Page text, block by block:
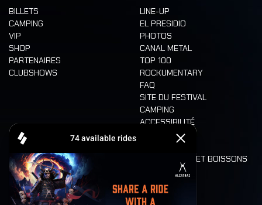
BILLETS
CAMPING
VIP
SHOP
PARTENAIRES
CLUBSHOWS
LINE-UP
EL PRESIDIO
PHOTOS
CANAL METAL
TOP 100
ROCKUMENTARY
FAQ
SITE DU FESTIVAL
CAMPING
ACCESSIBILITÉ
CASHLESS
ALIMENTATION ET BOISSONS
LONE WOLVES
PLAN